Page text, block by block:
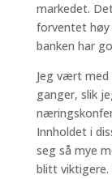
markedet.
forventet høy
banken har
Jeg vært med
ganger, slik
Innholdet i
seg så mye
blitt viktigere.